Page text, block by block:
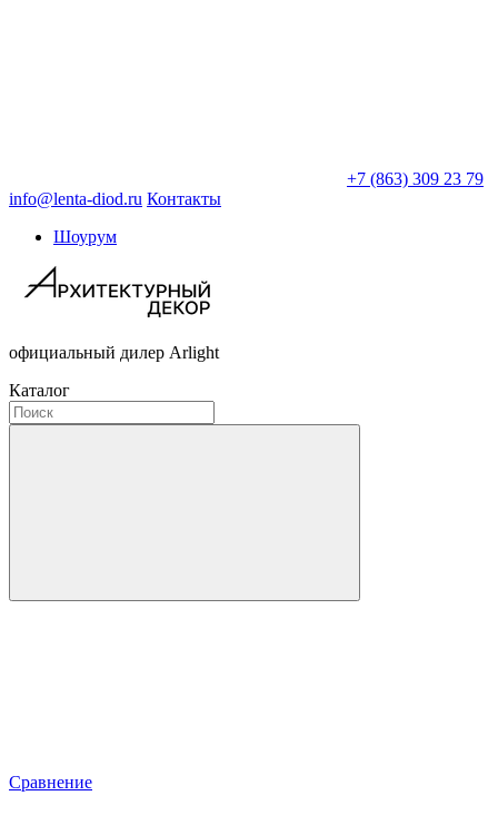
+7 (863) 309 23 79
info@lenta-diod.ru Контакты
Шоурум
официальный дилер Arlight
Каталог
Сравнение